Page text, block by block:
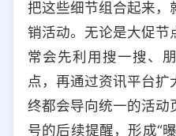
把这些细节组合起来，
销活动。无论是大促节
常会先利用搜一搜、
点，再通过资讯平台
终都会导向统一的活动
号的后续提醒，形成“